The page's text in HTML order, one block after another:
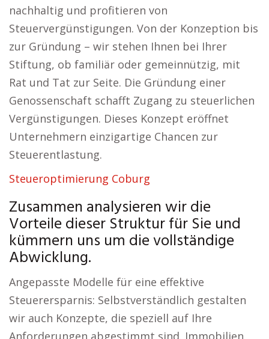
nachhaltig und profitieren von
Steuervergünstigungen. Von der Konzeption bis
zur Gründung – wir stehen Ihnen bei Ihrer
Stiftung, ob familiär oder gemeinnützig, mit
Rat und Tat zur Seite. Die Gründung einer
Genossenschaft schafft Zugang zu steuerlichen
Vergünstigungen. Dieses Konzept eröffnet
Unternehmern einzigartige Chancen zur
Steuerentlastung.
Steueroptimierung Coburg
Zusammen analysieren wir die
Vorteile dieser Struktur für Sie und
kümmern uns um die vollständige
Abwicklung.
Angepasste Modelle für eine effektive
Steuerersparnis: Selbstverständlich gestalten
wir auch Konzepte, die speziell auf Ihre
Anforderungen abgestimmt sind. Immobilien,